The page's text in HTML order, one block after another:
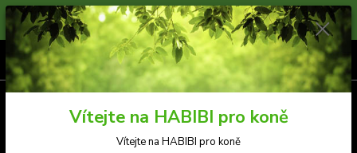
Prosíme zákazníky, kteří si přejí platit v Eurech, aby na horní liště přepnuli
měnu e-shopu na eura. Příjemný nákup.
CZK 0ks
zaKč 0,00
Vítejte na HABIBI pro koně
Vítejte na HABIBI pro koně